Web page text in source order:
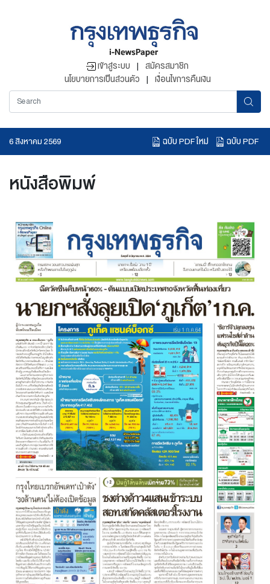
เข้าสู่ระบบ | สมัครสมาชิก
นโยบายการเป็นส่วนตัว | เงื่อนไขการคืนเงิน
6 สิงหาคม 2569 ฉบับ PDF ใหม่
ฉบับ PDF
หนังสือพิมพ์